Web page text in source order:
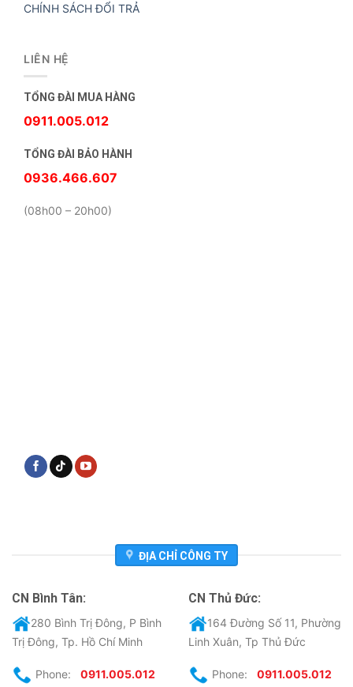
CHÍNH SÁCH ĐỔI TRẢ
LIÊN HỆ
TỔNG ĐÀI MUA HÀNG
0911.005.012
TỔNG ĐÀI BẢO HÀNH
0936.466.607
(08h00 – 20h00)
ĐỊA CHỈ CÔNG TY
CN Bình Tân:
280 Bình Trị Đông, P Bình
Trị Đông, Tp. Hồ Chí Minh
Phone: 0911.005.012
CN Thủ Đức:
164 Đường Số 11, Phường
Linh Xuân, Tp Thủ Đức
Phone: 0911.005.012